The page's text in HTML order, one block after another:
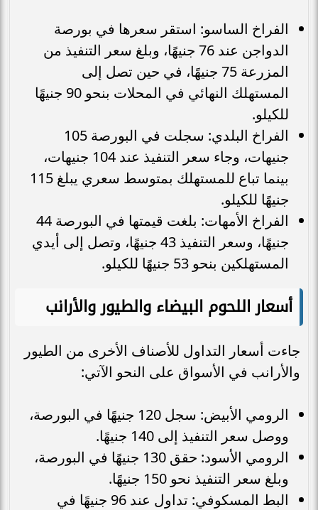
الفراخ الساسو: استقر سعرها في بورصة
الدواجن عند 76 جنيهًا، وبلغ سعر التنفيذ من
المزرعة 75 جنيهًا، في حين تصل إلى
المستهلك النهائي في المحلات بنحو 90 جنيهًا
للكيلو.
الفراخ البلدي: سجلت في البورصة 105
جنيهات، وجاء سعر التنفيذ عند 104 جنيهات،
بينما تباع للمستهلك بمتوسط سعري يبلغ 115
جنيهًا للكيلو.
الفراخ الأمهات: بلغت قيمتها في البورصة 44
جنيهًا، وسعر التنفيذ 43 جنيهًا، وتصل إلى أيدي
المستهلكين بنحو 53 جنيهًا للكيلو.
أسعار اللحوم البيضاء والطيور والأرانب
جاءت أسعار التداول للأصناف الأخرى من الطيور
والأرانب في الأسواق على النحو الآتي:
الرومي الأبيض: سجل 120 جنيهًا في البورصة،
ووصل سعر التنفيذ إلى 140 جنيهًا.
الرومي الأسود: حقق 130 جنيهًا في البورصة،
وبلغ سعر التنفيذ نحو 150 جنيهًا.
البط المسكوفي: تداول عند 96 جنيهًا في